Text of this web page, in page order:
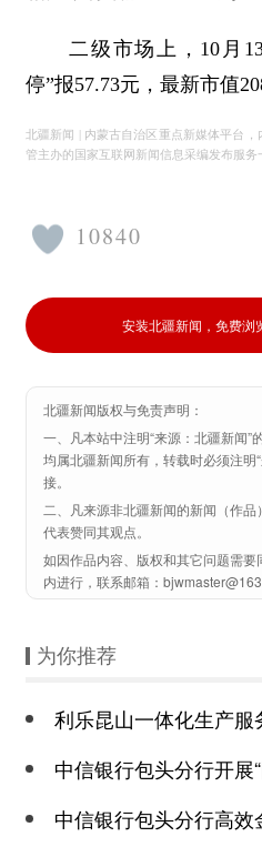
二级市场上，10月13
停”报57.73元，最新市值
北疆新闻 | 内蒙古自治区重点新媒体平台
管主办的国家互联网新闻信息采编发布服务
10840
安装北疆新闻，免费浏
北疆新闻版权与免责声明：
一、凡本站中注明“来源：北疆新闻”
均属北疆新闻所有，转载时必须注明
接。
二、凡来源非北疆新闻的新闻（作
代表赞同其观点。
如因作品内容、版权和其它问题需
内进行，联系邮箱：
为你推荐
利乐昆山一体化生产
中信银行包头分行开展“国库为民四
中信银行包头分行高效金融